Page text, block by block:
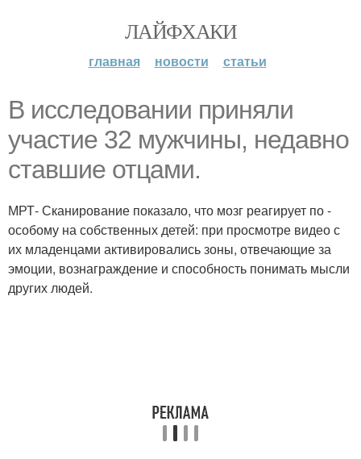
ЛАЙФХАКИ
главная новости статьи
В исследовании приняли
участие 32 мужчины, недавно
ставшие отцами.
МРТ- Сканирование показало, что мозг реагирует по -
особому на собственных детей: при просмотре видео с
их младенцами активировались зоны, отвечающие за
эмоции, вознаграждение и способность понимать мысли
других людей.